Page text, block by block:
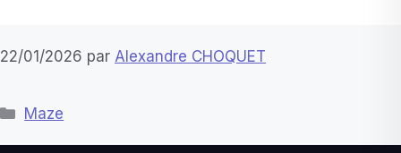
22/01/2026 par Alexandre CHOQUET
Catégories
Maze